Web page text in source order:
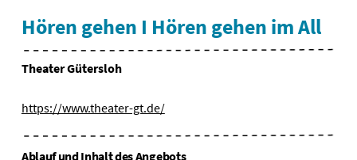
Hören gehen I Hören gehen im All
Theater Gütersloh
https://www.theater-gt.de/
Ablauf und Inhalt des Angebots